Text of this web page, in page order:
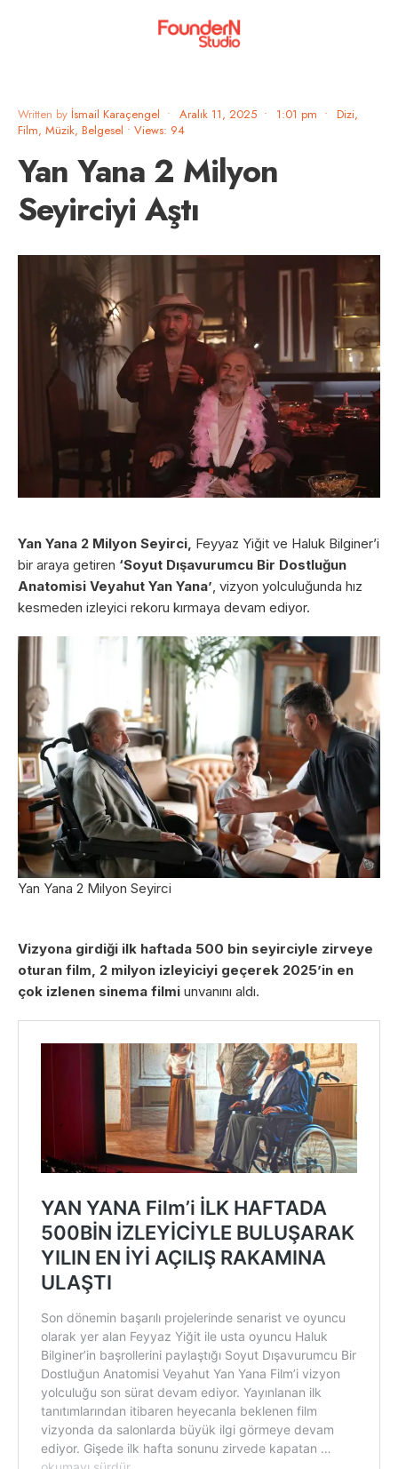
Written by İsmail Karaçengel • Aralık 11, 2025 • 1:01 pm •
Dizi,
Film, Müzik, Belgesel • Views: 94
Yan Yana 2 Milyon
Seyirciyi Aştı
Yan Yana 2 Milyon Seyirci, Feyyaz Yiğit ve Haluk Bilginer’i
bir araya getiren ‘Soyut Dışavurumcu Bir Dostluğun
Anatomisi Veyahut Yan Yana’, vizyon yolculuğunda hız
kesmeden izleyici rekoru kırmaya devam ediyor.
Yan Yana 2 Milyon Seyirci
Vizyona girdiği ilk haftada 500 bin seyirciyle zirveye
oturan film, 2 milyon izleyiciyi geçerek 2025’in en
çok izlenen sinema filmi unvanını aldı.